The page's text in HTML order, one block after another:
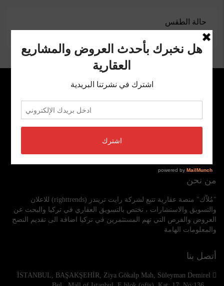
حالة الطقس
إسطنبول WEATHER
من نحن
"مُلاّك" منصة عقارية تتبع لشركة رايت تريندز (righttrends) للاعلان
والتسويق والاستشارات ، تختص بالتسويق العقاري في تركيا والبحث عن
العروض والفرص التي تهم المستثمرين في تركيا اضافة الى تقديم النصح
والمعلومات الهامة
أتصل بنا
İSTANBUL, BAŞAKŞEHİR, Ziya Gökalp Mah, Süleyman Demirel